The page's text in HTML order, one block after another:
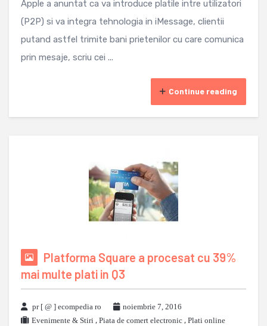
Apple a anuntat ca va introduce platile intre utilizatori
(P2P) si va integra tehnologia in iMessage, clientii
putand astfel trimite bani prietenilor cu care comunica
prin mesaje, scriu cei ...
Continue reading
Platforma Square a procesat cu 39%
mai multe plati in Q3
pr [ @ ] ecompedia ro
noiembrie 7, 2016
Evenimente & Stiri , Piata de comert electronic , Plati online